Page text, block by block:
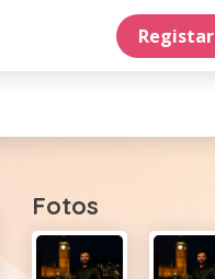
Registar
Fotos